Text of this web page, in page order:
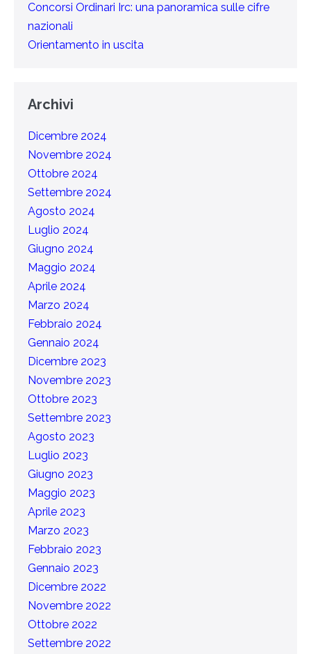
Concorsi Ordinari Irc: una panoramica sulle cifre
nazionali
Orientamento in uscita
Archivi
Dicembre 2024
Novembre 2024
Ottobre 2024
Settembre 2024
Agosto 2024
Luglio 2024
Giugno 2024
Maggio 2024
Aprile 2024
Marzo 2024
Febbraio 2024
Gennaio 2024
Dicembre 2023
Novembre 2023
Ottobre 2023
Settembre 2023
Agosto 2023
Luglio 2023
Giugno 2023
Maggio 2023
Aprile 2023
Marzo 2023
Febbraio 2023
Gennaio 2023
Dicembre 2022
Novembre 2022
Ottobre 2022
Settembre 2022